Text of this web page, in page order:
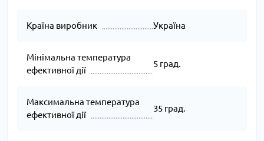
Країна виробник Україна
Мінімальна температура
ефективної дії
5 град.
Максимальна температура
ефективної дії
35 град.